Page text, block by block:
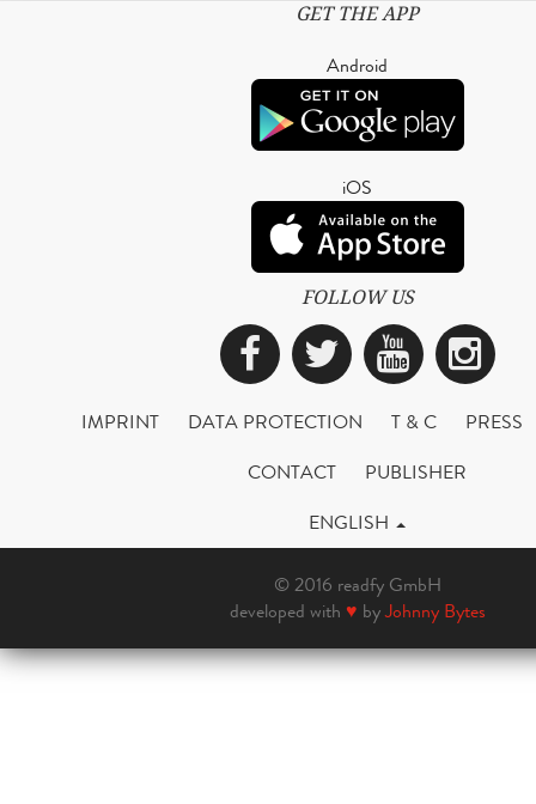
GET THE APP
Android
iOS
FOLLOW US
Facebook
Twitter
IMPRINT DATA PROTECTION T & C
PRESS
CONTACT
PUBLISHER
ENGLISH
© 2016 readfy GmbH
developed with ♥ byJohnny Bytes